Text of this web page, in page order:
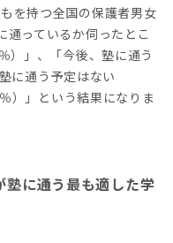
を持つ全国の保護者男女
っているか伺ったとこ
）」、「今後、塾に通う
に通う予定はない
）」という結果になりま
塾に通う最も適した学